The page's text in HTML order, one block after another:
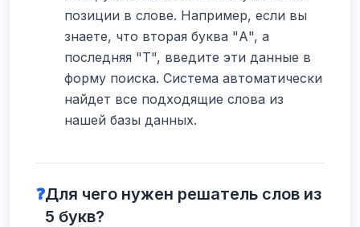
позиции в слове. Например, если вы
знаете, что вторая буква "А", а
последняя "Т", введите эти данные в
форму поиска. Система автоматически
найдет все подходящие слова из
нашей базы данных.
❓Для чего нужен решатель слов из
5 букв?